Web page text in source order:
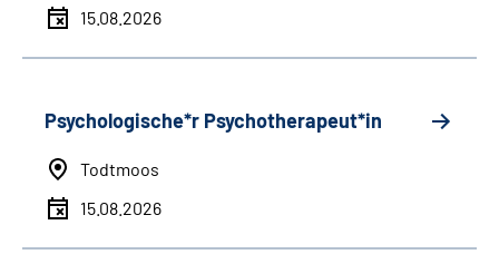
15.08.2026
Psychologische*r Psychotherapeut*in
Todtmoos
15.08.2026